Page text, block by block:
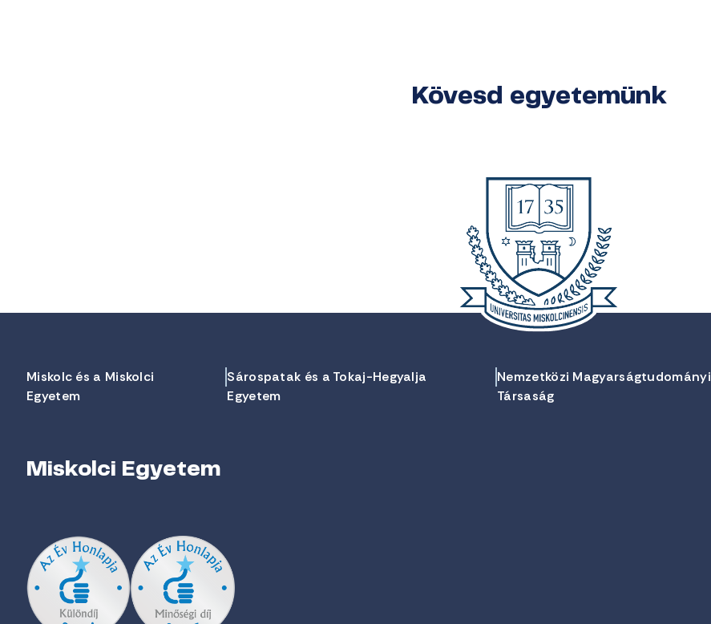
Kövesd egyetemünk
Miskolc és a Miskolci
Egyetem
Sárospatak és a Tokaj-Hegyalja
Egyetem
Nemzetközi Magyarságtudományi
Társaság
Miskolci Egyetem